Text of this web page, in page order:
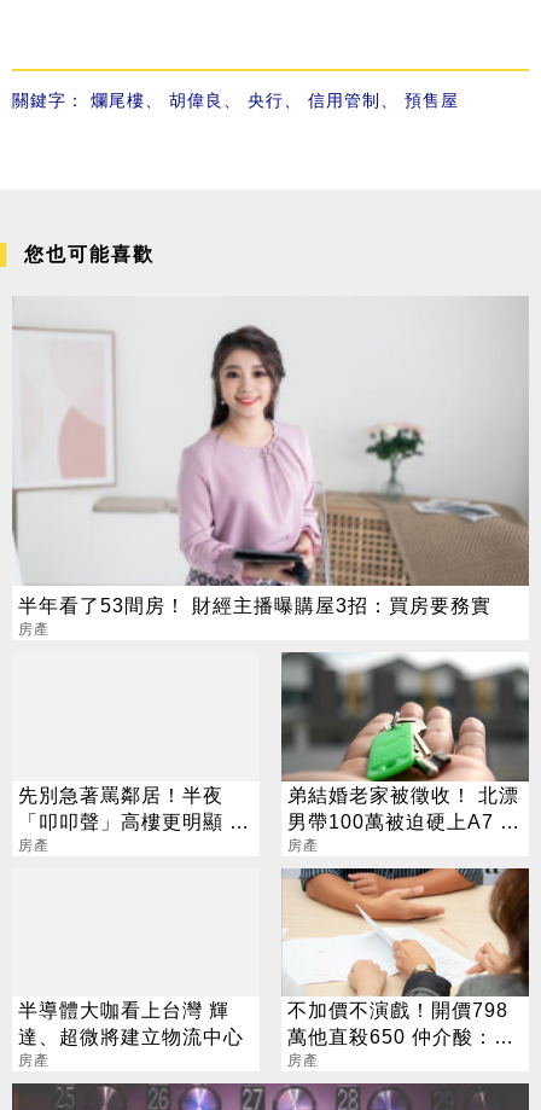
關鍵字： 爛尾樓 胡偉良 央行 信用管制 預售屋
您也可能喜歡
半年看了53間房！ 財經主播曝購屋3招：買房要務實
房產
先別急著罵鄰居！半夜
「叩叩聲」高樓更明顯 專
家1招不花錢解決
房產
弟結婚老家被徵收！ 北漂
男帶100萬被迫硬上A7 網
見單價驚呆了
房產
半導體大咖看上台灣 輝
達、超微將建立物流中心
房產
不加價不演戲！開價798
萬他直殺650 仲介酸：很
難相處
房產